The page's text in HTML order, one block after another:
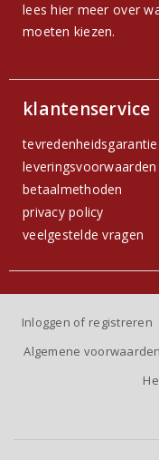
lees hier meer over
moeten kiezen.
klantenservice
tevredenheidsgarantie
leveringsvoorwaarden
betaalmethoden
privacy policy
veelgestelde vragen
Inloggen of registreren
Algemene voorwaarden